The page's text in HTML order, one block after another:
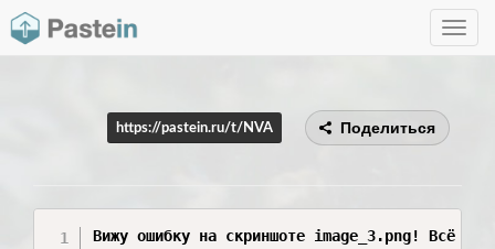
Toggle
https://pastein.ru/t/NVA Поделиться
Вижу ошибку на скриншоте image_3.png! Всё